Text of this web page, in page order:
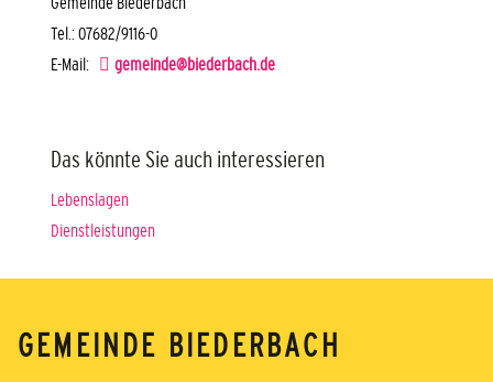
Tel.: 07682/9116-0
E-Mail:
gemeinde@biederbach.de
Das könnte Sie auch interessieren
Lebenslagen
Dienstleistungen
GEMEINDE BIEDERBACH